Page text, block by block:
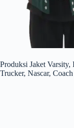
Produksi Jaket Varsity,
Trucker, Nascar, Coach